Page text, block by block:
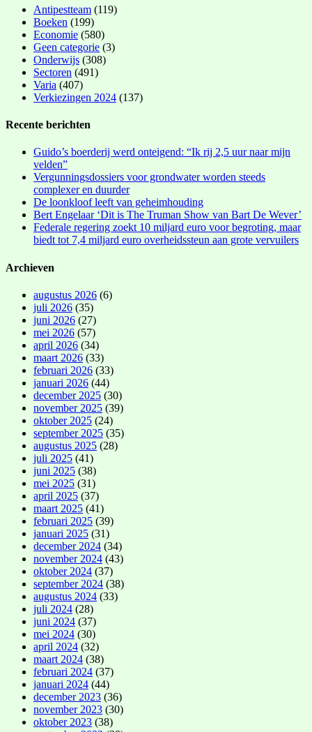
Antipestteam (119)
Boeken (199)
Economie (580)
Geen categorie (3)
Onderwijs (308)
Sectoren (491)
Varia (407)
Verkiezingen 2024 (137)
Recente berichten
Guido’s boerderij werd onteigend: “Ik rij 2,5 uur naar mijn
velden”
Vergunningsdossiers voor grondwater worden steeds
complexer en duurder
De loonkloof leeft van geheimhouding
Bert Engelaar ‘Dit is The Truman Show van Bart De Wever’
Federale regering zoekt 10 miljard euro voor begroting, maar
biedt tot 7,4 miljard euro overheidssteun aan grote vervuilers
Archieven
augustus 2026 (6)
juli 2026 (35)
juni 2026 (27)
mei 2026 (57)
april 2026 (34)
maart 2026 (33)
februari 2026 (33)
januari 2026 (44)
december 2025 (30)
november 2025 (39)
oktober 2025 (24)
september 2025 (35)
augustus 2025 (28)
juli 2025 (41)
juni 2025 (38)
mei 2025 (31)
april 2025 (37)
maart 2025 (41)
februari 2025 (39)
januari 2025 (31)
december 2024 (34)
november 2024 (43)
oktober 2024 (37)
september 2024 (38)
augustus 2024 (33)
juli 2024 (28)
juni 2024 (37)
mei 2024 (30)
april 2024 (32)
maart 2024 (38)
februari 2024 (37)
januari 2024 (44)
december 2023 (36)
november 2023 (30)
oktober 2023 (38)